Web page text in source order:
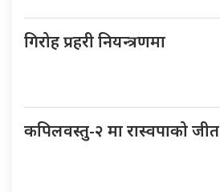
गिरोह प्रहरी नियन्त्रणमा
कपिलवस्तु-२ मा रास्वपाको जीत